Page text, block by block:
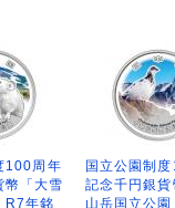
100周年
幣「大雪
R7年銘
国立公園制
記念千円銀貨
山岳国立公